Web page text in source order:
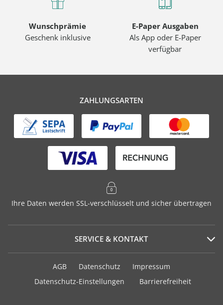
Wunschprämie
Geschenk inklusive
E-Paper Ausgaben
Als App oder E-Paper
verfügbar
ZAHLUNGSARTEN
Ihre Daten werden SSL-verschlüsselt und sicher übertragen
SERVICE & KONTAKT
Serviceportal
Versand und Zahlung
AGB Datenschutz
Impressum
Datenschutz-Einstellungen
Barrierefreiheit